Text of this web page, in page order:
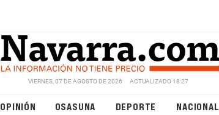
VIERNES, 07 DE AGOSTO DE 2026 ACTUALIZADO 18:27
OPINIÓN OSASUNA DEPORTE NACIONAL